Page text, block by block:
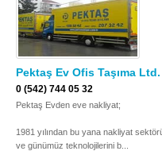
Pektaş Ev Ofis Taşıma
0 (542) 744 05 32
Pektaş Evden eve nakliyat;
1981 yılından bu yana nakliyat
ve günümüz teknolojilerini b...